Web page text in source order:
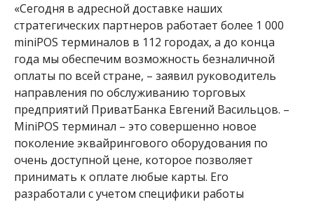
«Сегодня в адресной доставке наших
стратегических партнеров работает более 1 000
miniPOS терминалов в 112 городах, а до конца
года мы обеспечим возможность безналичной
оплаты по всей стране, – заявил руководитель
направления по обслуживанию торговых
предприятий ПриватБанка Евгений Васильцов. –
MiniPOS терминал – это совершенно новое
поколение эквайрингового оборудования по
очень доступной цене, которое позволяет
принимать к оплате любые карты. Его
разработали с учетом специфики работы